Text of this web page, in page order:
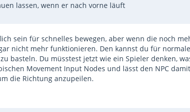
lassen, wenn er nach vorne läuft
sein für schnelles bewegen, aber wenn die noch
nicht mehr funktionieren. Den kannst du für
basteln. Du müsstest jetzt wie ein Spieler denken,
Movement Input Nodes und lässt den NPC
die Richtung anzupeilen.